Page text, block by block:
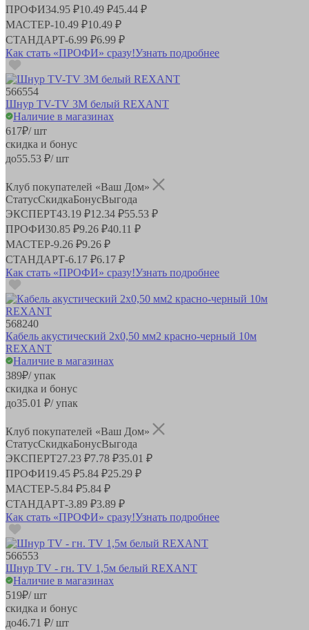
ПРОФИ34.95 ₽10.49 ₽45.44 ₽
МАСТЕР-10.49 ₽10.49 ₽
СТАНДАРТ-6.99 ₽6.99 ₽
Как стать «ПРОФИ» сразу!Узнать подробнее
566554
Шнур TV-TV 3М белый REXANT
Наличие в магазинах
617₽/ шт
скидка и бонус
до55.53 ₽/ шт
Клуб покупателей «Ваш Дом»
СтатусСкидкаБонусВыгода
ЭКСПЕРТ43.19 ₽12.34 ₽55.53 ₽
ПРОФИ30.85 ₽9.26 ₽40.11 ₽
МАСТЕР-9.26 ₽9.26 ₽
СТАНДАРТ-6.17 ₽6.17 ₽
Как стать «ПРОФИ» сразу!Узнать подробнее
568240
Кабель акустический 2х0,50 мм2 красно-черный 10м
REXANT
Наличие в магазинах
389₽/ упак
скидка и бонус
до35.01 ₽/ упак
Клуб покупателей «Ваш Дом»
СтатусСкидкаБонусВыгода
ЭКСПЕРТ27.23 ₽7.78 ₽35.01 ₽
ПРОФИ19.45 ₽5.84 ₽25.29 ₽
МАСТЕР-5.84 ₽5.84 ₽
СТАНДАРТ-3.89 ₽3.89 ₽
Как стать «ПРОФИ» сразу!Узнать подробнее
566553
Шнур TV - гн. TV 1,5м белый REXANT
Наличие в магазинах
519₽/ шт
скидка и бонус
до46.71 ₽/ шт